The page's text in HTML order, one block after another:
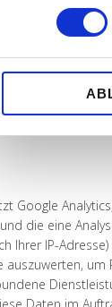
dass die
ist nicht möglich.
der
wird hiermit
etwa durch
Google
die eine
Ihrer IP-
auszuwerten,